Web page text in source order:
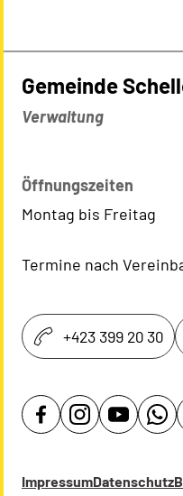
Gemeinde
Verwaltung
Öffnungszeiten
Montag bis Freitag
Termine nach
+423 399 20 30
ImpressumDatenschutz